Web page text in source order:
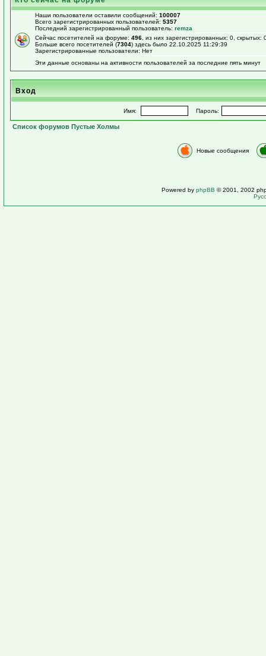
Наши пользователи оставили сообщений: 100007
Всего зарегистрированных пользователей: 5357
Последний зарегистрированный пользователь: remza
Сейчас посетителей на форуме: 496 , из них зарегистрированных: 0,
Больше всего посетителей (7304) здесь было 22.10.2025 11:29:39
Зарегистрированные пользователи: Нет
Эти данные основаны на активности пользователей за последние пять минут
Вход
Имя: Пароль:
Список форумов Пустые Холмы
Новые сообщения
Powered by phpBB © 2001, 2002